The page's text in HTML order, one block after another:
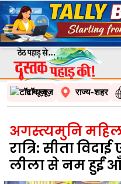
टॉप न्यूज़ राज्य-शहर
अगस्त्यमुनि
रात्रि: सीता
लीला से नम हुईं